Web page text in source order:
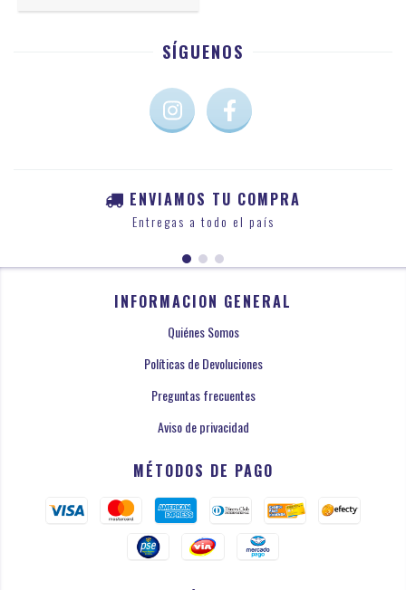
SÍGUENOS
ENVIAMOS TU COMPRA
Entregas a todo el país
INFORMACION GENERAL
Quiénes Somos
Políticas de Devoluciones
Preguntas frecuentes
Aviso de privacidad
MÉTODOS DE PAGO